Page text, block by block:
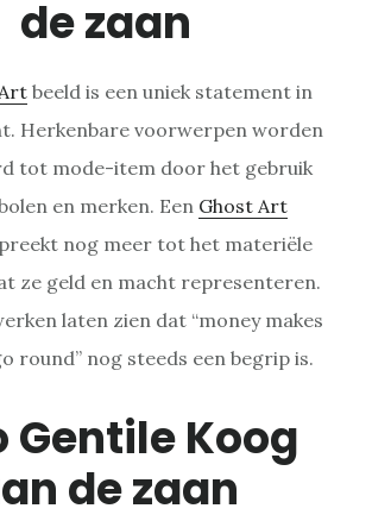
de zaan
beeld is een uniek statement in
Herkenbare voorwerpen worden
tot mode-item door het gebruik
en merken. Een Ghost Art
nog meer tot het materiële
ze geld en macht representeren.
laten zien dat “money makes
round” nog steeds een begrip is.
Gentile Koog
de zaan